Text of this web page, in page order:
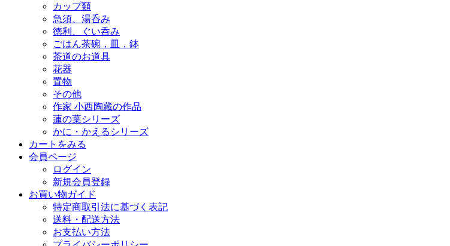
カップ類
急須、湯呑み
徳利、ぐい呑み
ごはん茶碗，皿，鉢
茶道のお道具
花器
置物
その他
作家 小西陶藏の作品
蓮の葉シリーズ
かに・かえるシリーズ
カートをみる
会員ページ
ログイン
新規会員登録
お買い物ガイド
特定商取引法に基づく表記
送料・配送方法
お支払い方法